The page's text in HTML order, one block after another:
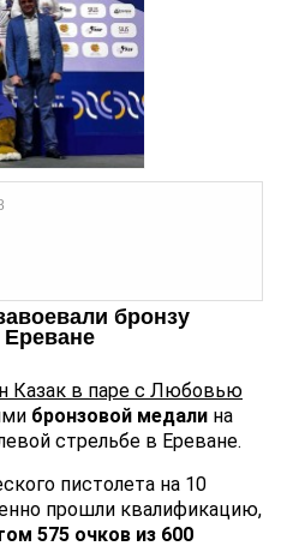
бронзу
Казак в паре с Любовью
бронзовой медали на
стрельбе в Ереване.
пистолета на 10
прошли квалификацию,
575 очков из 600